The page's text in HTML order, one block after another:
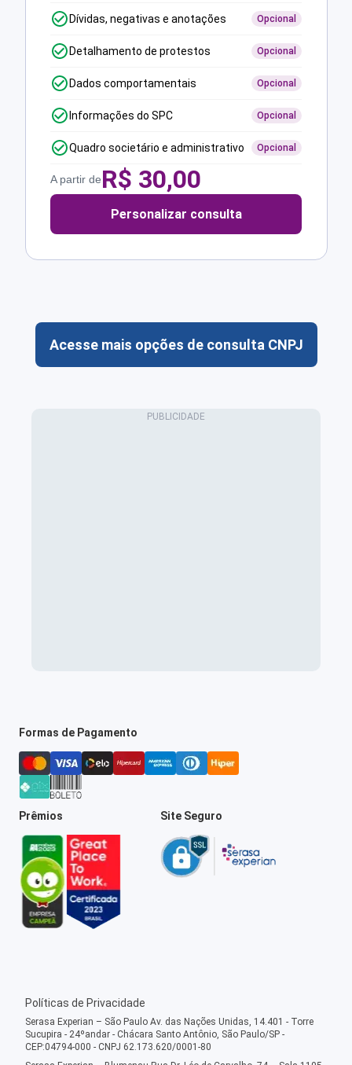
Dívidas, negativas e anotações Opcional
Detalhamento de protestos Opcional
Dados comportamentais Opcional
Informações do SPC Opcional
Quadro societário e administrativo Opcional
A partir deR$ 30,00
Personalizar consulta
Acesse mais opções de consulta CNPJ
Formas de Pagamento
Prêmios Site Seguro
Políticas de Privacidade
Serasa Experian – São Paulo Av. das Nações Unidas, 14.401 - Torre
Sucupira - 24ºandar - Chácara Santo Antônio, São Paulo/SP -
CEP:04794-000 - CNPJ 62.173.620/0001-80